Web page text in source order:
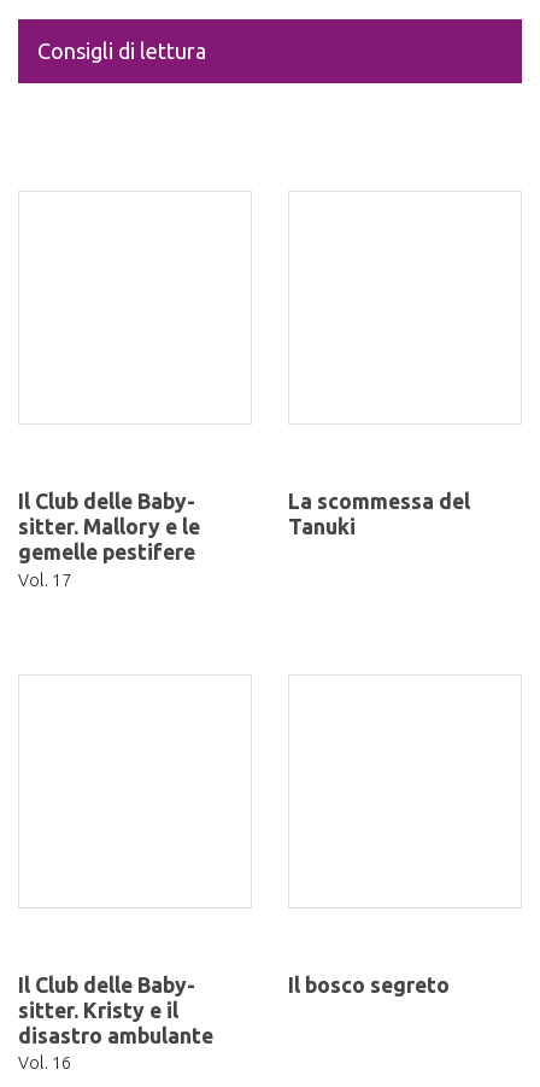
Consigli di lettura
Il Club delle Baby-
sitter. Mallory e le
gemelle pestifere
Vol. 17
La scommessa del
Tanuki
Il Club delle Baby-
sitter. Kristy e il
disastro ambulante
Vol. 16
Il bosco segreto